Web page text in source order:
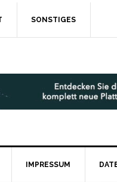
SONSTIGES
IMPRESSUM